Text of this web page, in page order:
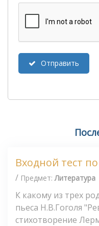
Отправить
Входной тест
/ Предмет:Литература
К какому из трех
пьеса Н.В.Гоголя
стихотворение